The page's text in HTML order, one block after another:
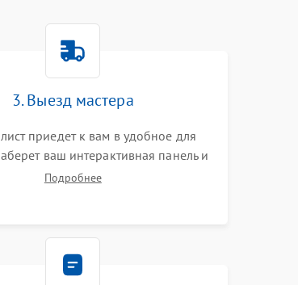
3. Выезд мастера
приедет к вам в удобное для
ваш интерактивная панель и
склад для диагностики.
Подробнее